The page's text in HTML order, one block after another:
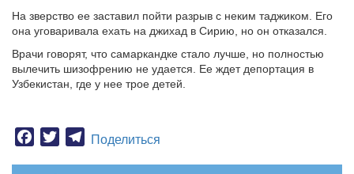
На зверство ее заставил пойти разрыв с неким таджиком. Его
она уговаривала ехать на джихад в Сирию, но он отказался.
Врачи говорят, что самаркандке стало лучше, но полностью
вылечить шизофрению не удается. Ее ждет депортация в
Узбекистан, где у нее трое детей.
Facebook
TwitterTelegram
Поделиться